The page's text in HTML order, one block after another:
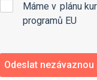
Máme v plánu
programů EU